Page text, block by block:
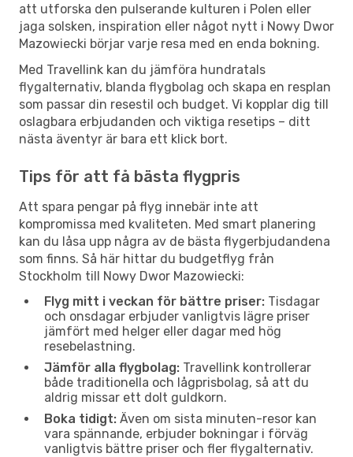
att utforska den pulserande kulturen i Polen eller
jaga solsken, inspiration eller något nytt i Nowy Dwor
Mazowiecki börjar varje resa med en enda bokning.
Med Travellink kan du jämföra hundratals
flygalternativ, blanda flygbolag och skapa en resplan
som passar din resestil och budget. Vi kopplar dig till
oslagbara erbjudanden och viktiga resetips – ditt
nästa äventyr är bara ett klick bort.
Tips för att få bästa flygpris
Att spara pengar på flyg innebär inte att
kompromissa med kvaliteten. Med smart planering
kan du låsa upp några av de bästa flygerbjudandena
som finns. Så här hittar du budgetflyg från
Stockholm till Nowy Dwor Mazowiecki:
Flyg mitt i veckan för bättre priser: Tisdagar
och onsdagar erbjuder vanligtvis lägre priser
jämfört med helger eller dagar med hög
resebelastning.
Jämför alla flygbolag: Travellink kontrollerar
både traditionella och lågprisbolag, så att du
aldrig missar ett dolt guldkorn.
Boka tidigt: Även om sista minuten-resor kan
vara spännande, erbjuder bokningar i förväg
vanligtvis bättre priser och fler flygalternativ.